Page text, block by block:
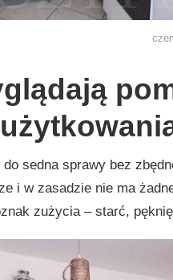
do sedna sprawy bez
i w zasadzie nie ma
zużycia – starć,